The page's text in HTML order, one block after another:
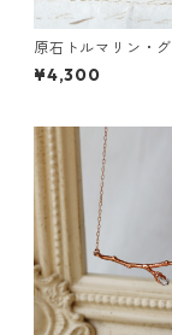
原石トルマリン・
ーネットの2連バン
¥4,300